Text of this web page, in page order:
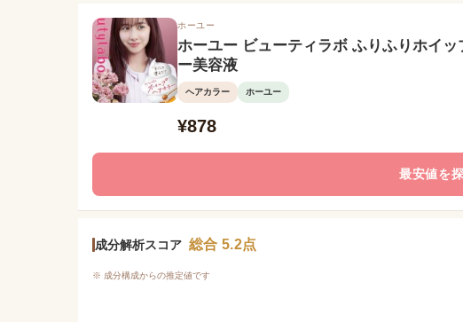
ホーユー
ホーユー ビューティラボ ふりふりホイ
ー美容液
ヘアカラー ホーユー
¥878
最安値を
成分解析スコア 総合 5.2点
※ 成分構成からの推定値です